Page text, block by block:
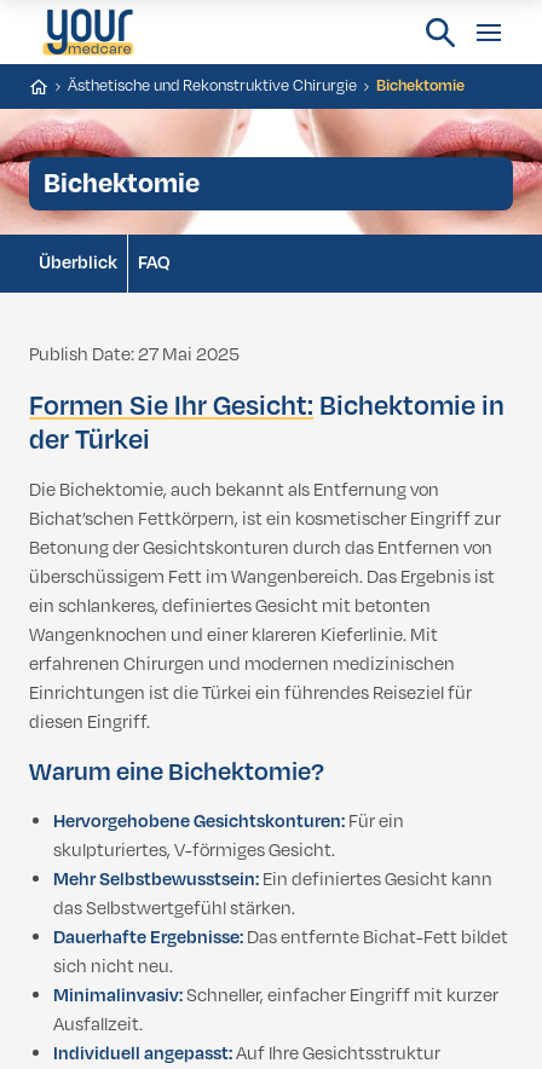
Ästhetische und Rekonstruktive Chirurgie Bichektomie
Bichektomie
Überblick FAQ
Publish Date: 27 Mai 2025
Formen Sie Ihr Gesicht: Bichektomie in
der Türkei
Die Bichektomie, auch bekannt als Entfernung von
Bichat’schen Fettkörpern, ist ein kosmetischer Eingriff zur
Betonung der Gesichtskonturen durch das Entfernen von
überschüssigem Fett im Wangenbereich. Das Ergebnis ist
ein schlankeres, definiertes Gesicht mit betonten
Wangenknochen und einer klareren Kieferlinie. Mit
erfahrenen Chirurgen und modernen medizinischen
Einrichtungen ist die Türkei ein führendes Reiseziel für
diesen Eingriff.
Warum eine Bichektomie?
Hervorgehobene Gesichtskonturen:Für ein
skulpturiertes, V-förmiges Gesicht.
Mehr Selbstbewusstsein:Ein definiertes Gesicht kann
das Selbstwertgefühl stärken.
Dauerhafte Ergebnisse:Das entfernte Bichat-Fett bildet
sich nicht neu.
Minimalinvasiv:Schneller, einfacher Eingriff mit kurzer
Ausfallzeit.
Individuell angepasst:Auf Ihre Gesichtsstruktur